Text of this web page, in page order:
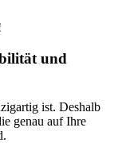
und
ist. Deshalb
genau auf Ihre